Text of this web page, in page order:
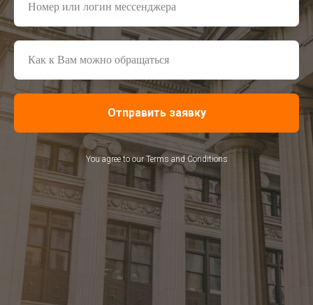
Отправить заявку
You agree to our Terms and Conditions